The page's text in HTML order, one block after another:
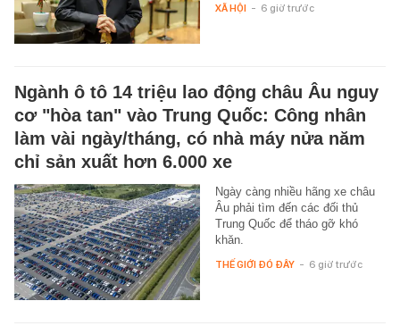
XÃ HỘI - 6 giờ trước
Ngành ô tô 14 triệu lao động châu Âu nguy
cơ "hòa tan" vào Trung Quốc: Công nhân
làm vài ngày/tháng, có nhà máy nửa năm
chỉ sản xuất hơn 6.000 xe
Ngày càng nhiều hãng xe châu
Âu phải tìm đến các đối thủ
Trung Quốc để tháo gỡ khó
khăn.
THẾ GIỚI ĐÓ ĐÂY - 6 giờ trước